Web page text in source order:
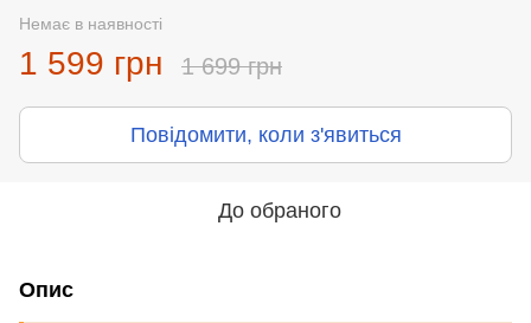
Немає в наявності
1 599 грн 1 699 грн
Повідомити, коли з'явиться
До обраного
Опис